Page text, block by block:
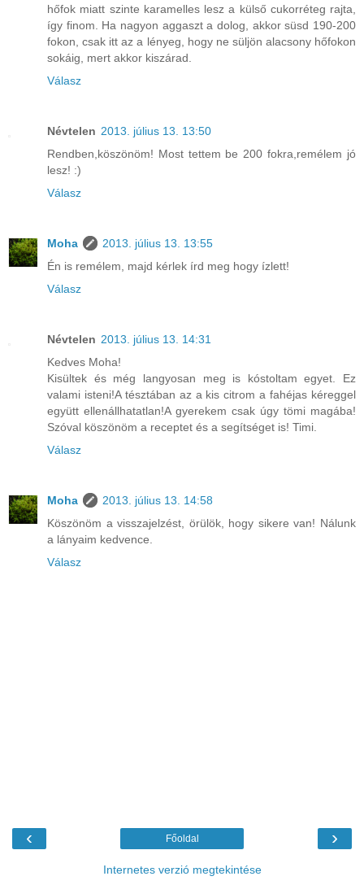
hőfok miatt szinte karamelles lesz a külső cukorréteg rajta,
így finom. Ha nagyon aggaszt a dolog, akkor süsd 190-200
fokon, csak itt az a lényeg, hogy ne süljön alacsony hőfokon
sokáig, mert akkor kiszárad.
Válasz
Névtelen 2013. július 13. 13:50
Rendben,köszönöm! Most tettem be 200 fokra,remélem jó
lesz! :)
Válasz
Moha
2013. július 13. 13:55
Én is remélem, majd kérlek írd meg hogy ízlett!
Válasz
Névtelen 2013. július 13. 14:31
Kedves Moha!
Kisültek és még langyosan meg is kóstoltam egyet. Ez
valami isteni!A tésztában az a kis citrom a fahéjas kéreggel
együtt ellenállhatatlan!A gyerekem csak úgy tömi magába!
Szóval köszönöm a receptet és a segítséget is! Timi.
Válasz
Moha
2013. július 13. 14:58
Köszönöm a visszajelzést, örülök, hogy sikere van! Nálunk
a lányaim kedvence.
Válasz
‹ ›
Főoldal
Internetes verzió megtekintése